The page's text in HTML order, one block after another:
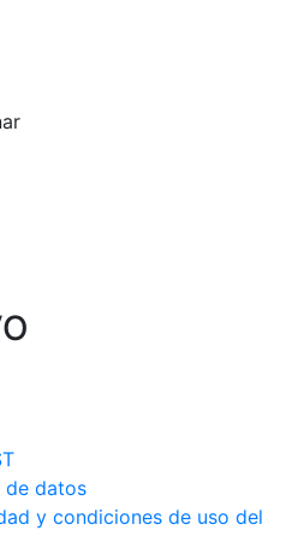
de datos
y condiciones de uso del